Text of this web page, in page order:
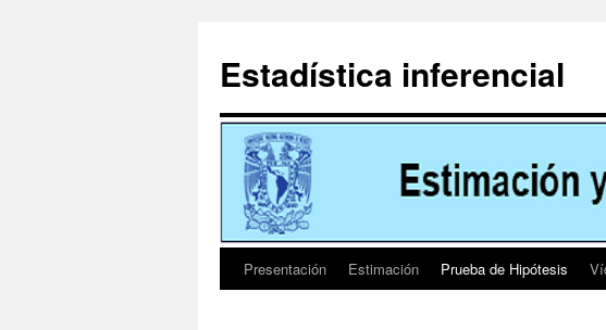
contenido
Estadística inferencial
Presentación Estimación Prueba de Hipótesis